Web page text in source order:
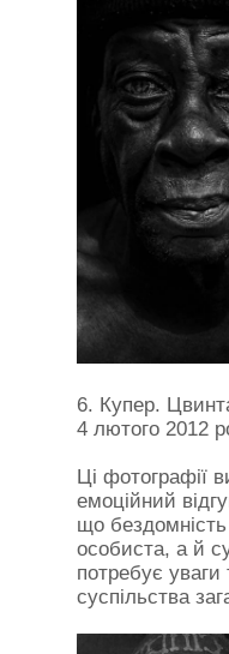
6. Купер.
4 лютого 2012
Ці фотографії
емоційний
що
особиста, а й
потребує уваги
суспільства